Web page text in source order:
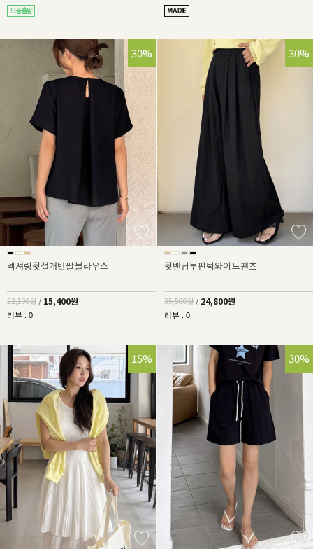
30%
넥셔링뒷절개반팔블라우스
22,100원 / 15,400원
리뷰 : 0
30%
뒷밴딩투핀턱와이드팬츠
35,500원 / 24,800원
리뷰 : 0
15% 30%